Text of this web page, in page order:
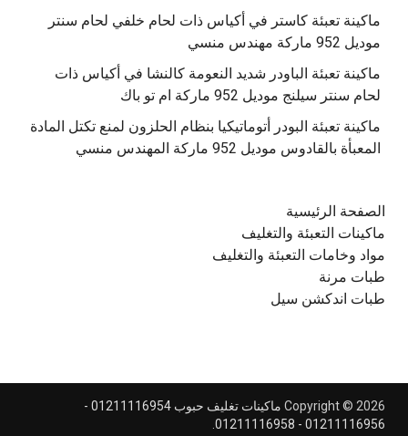
‫ماكينة تعبئة كاستر في أكياس ذات لحام خلفي لحام سنتر
موديل 952 ماركة مهندس منسي
‫ماكينة تعبئة الباودر شديد النعومة كالنشا في أكياس ذات
‫ماكينة تعبئة البودر أتوماتيكيا بنظام الحلزون لمنع تكتل المادة
الصفحة الرئيسية
ماكينات التعبئة والتغليف
مواد وخامات التعبئة والتغليف
طبات مرنة
طبات اندكشن سيل
Copyright © 2026
ماكينات تغليف حبوب 01211116954 -
01211116956 - 01211116958
.